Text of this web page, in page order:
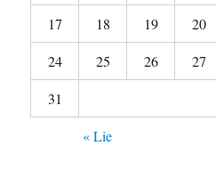
17
18 19 20
24
25 26 27
31
« Lie